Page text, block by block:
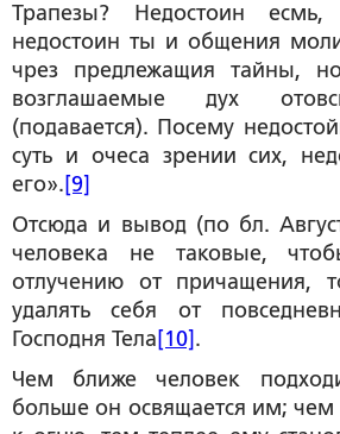
Трапезы? Недостоин есмь,
недостоин ты и общения
чрез предлежащия тайны,
возглашаемые дух
(подавается). Посему
суть и очеса зрении сих,
его». [9]
Отсюда и вывод (по бл.
человека не таковые,
отлучению от причащения,
удалять себя от
Господня Тела [10] .
Чем ближе человек
больше он освящается им; чем